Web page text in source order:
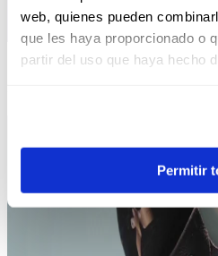
web, quienes pueden
que les haya proporcionado o
partir del uso que haya hecho
Permitir